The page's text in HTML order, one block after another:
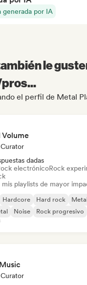
generada por IA
le
el perfil de Metal
Volume
dadas
electrónicoRock
mis playlists de mayor
Hardcore Hard rock
Noise
Rock progresivo